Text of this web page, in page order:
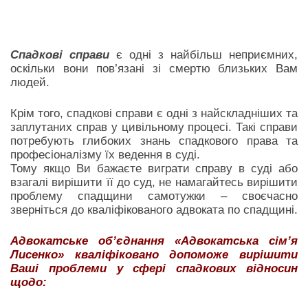
Спадкові справи є одні з найбільш неприємних,
оскільки вони пов’язані зі смертю близьких Вам
людей.
Крім того, спадкові справи є одні з найскладніших та
заплутаних справ у цивільному процесі. Такі справи
потребують глибоких знань спадкового права та
професіоналізму їх ведення в суді.
Тому якщо Ви бажаєте виграти справу в суді або
взагалі вирішити її до суд, не намагайтесь вирішити
проблему спадщини самотужки – своєчасно
зверніться до кваліфікованого адвоката по спадщині.
Адвокатське об’єднання «Адвокатська сім’я
Лисенко» кваліфіковано допоможе вирішити
Ваші проблеми у сфері спадкових відносин
щодо: